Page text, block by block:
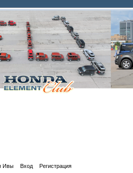
Ивы Вход Регистрация